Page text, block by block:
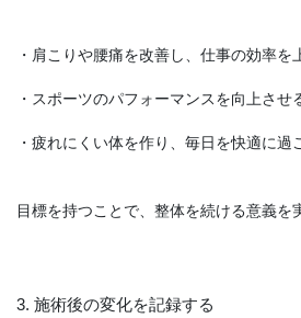
・肩こりや腰痛を改善し、仕事の効率を
・スポーツのパフォーマンスを向上させ
・疲れにくい体を作り、毎日を快適に過
目標を持つことで、整体を続ける意義を
3. 施術後の変化を記録する